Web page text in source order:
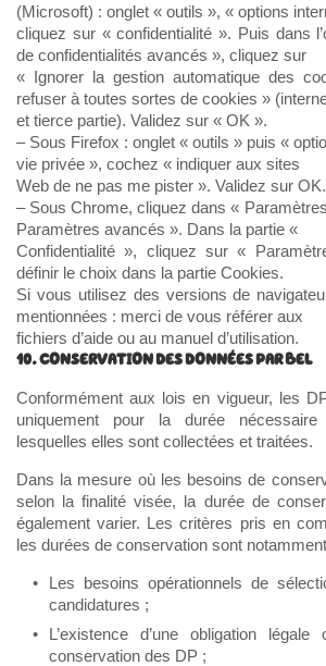
(Microsoft) : onglet « outils », « options
cliquez sur « confidentialité ». Puis dans
de confidentialités avancés », cliquez sur
« Ignorer la gestion automatique des
refuser à toutes sortes de cookies »
et tierce partie). Validez sur « OK ».
– Sous Firefox : onglet « outils » puis «
vie privée », cochez « indiquer aux sites
Web de ne pas me pister ». Validez sur OK.
– Sous Chrome, cliquez dans «
Paramètres avancés ». Dans la partie «
Confidentialité », cliquez sur «
définir le choix dans la partie Cookies.
Si vous utilisez des versions de
mentionnées : merci de vous référer aux
fichiers d’aide ou au manuel d’utilisation.
10. CONSERVATION DES DONNÉES PAR BEL
Conformément aux lois en vigueur, les
uniquement pour la durée
lesquelles elles sont collectées et traitées.
Dans la mesure où les besoins de
selon la finalité visée, la durée de
également varier. Les critères pris en
les durées de conservation sont
Les besoins opérationnels de
candidatures ;
L’existence d’une obligation
conservation des DP ;